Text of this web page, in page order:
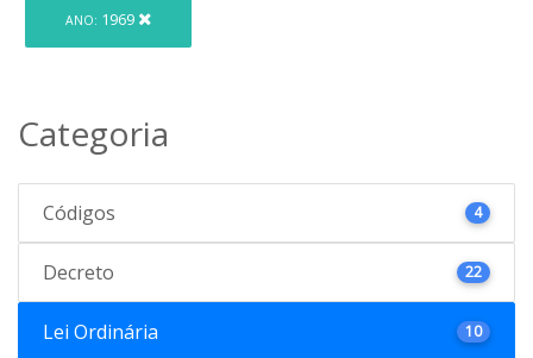
ANO: 1969
Categoria
Códigos 4
Decreto 22
Lei Ordinária 10